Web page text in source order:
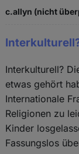
c.allyn (nicht
Interkulturell?
etwas gehört
Internationale
Religionen zu
Kinder
Fassungslos